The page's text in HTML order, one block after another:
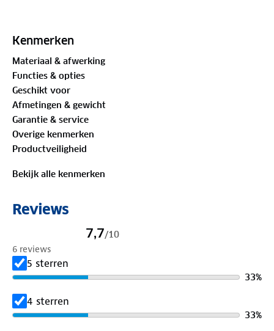
wielgoot van de drager. Rijd je fiets snel, simpel en
alle Hapro Atlas Active en Hapro Atlas Premium
fietsendragers. Ook kun je hem gebruiken met
oudere modellen van de Hapro Atlas fietsendrager.
Kenmerken
Materiaal & afwerking
Functies & opties
Geschikt voor
Afmetingen & gewicht
Garantie & service
Overige kenmerken
Productveiligheid
Bekijk alle kenmerken
Reviews
7,7/10
6 reviews
5 sterren
33%
4 sterren
33%